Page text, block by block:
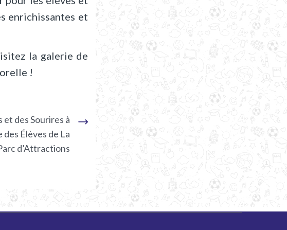
enrichissantes et
la galerie de
!
et des Sourires à
des Élèves de La
d’Attractions